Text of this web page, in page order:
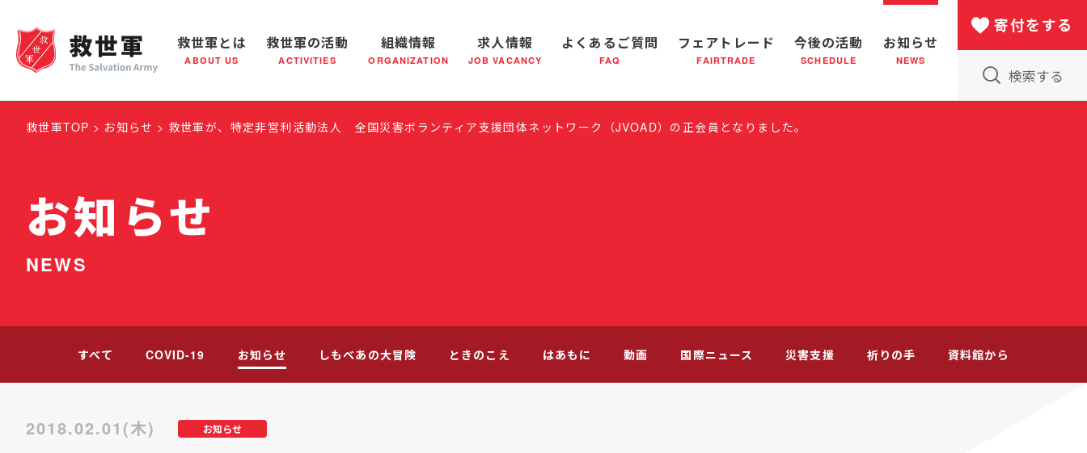
救世軍とは
ABOUT US
救世軍とは 世界が抱えている社会問題 救世軍の成り立ち 軍隊形式について 私たちの目指す未来 小隊(教会)のはたらき 日本における救世軍の130年
救世軍の活動
ACTIVITIES
救世軍の活動 社会鍋 社会鍋物語 音楽活動 救世軍ブラスバンドのCD バザー 災害支援
組織情報
ORGANIZATION
組織概要 全国の小隊(教会)等について 医療・社会福祉事業 出版物のご案内
求人情報
JOB VACANCY
よくあるご質問
FAQ
フェアトレード
FAIRTRADE
今後の活動
SCHEDULE
お知らせ
NEWS
検索する
寄付をする
救世軍TOP お知らせ 救世軍が、特定非営利活動法人 全国災害ボランティア支援団体ネットワーク（JVOAD）の正会員となりました。
お知らせ
NEWS
すべて COVID-19 お知らせ しもべあの大冒険 ときのこえ はあもに 動画 国際ニュース 災害支援 祈りの手 資料館から
お知らせ
2018.02.01(木)